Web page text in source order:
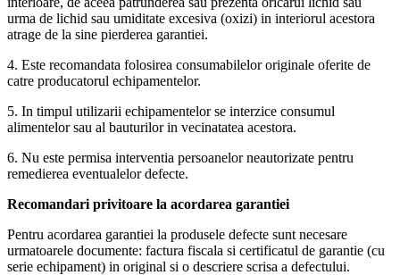
urma de lichid sau umiditate excesiva (oxizi) in interiorul acestora
atrage de la sine pierderea garantiei.
4. Este recomandata folosirea consumabilelor originale oferite de
catre producatorul echipamentelor.
5. In timpul utilizarii echipamentelor se interzice consumul
alimentelor sau al bauturilor in vecinatatea acestora.
6. Nu este permisa interventia persoanelor neautorizate pentru
remedierea eventualelor defecte.
Recomandari privitoare la acordarea garantiei
Pentru acordarea garantiei la produsele defecte sunt necesare
urmatoarele documente: factura fiscala si certificatul de garantie (cu
serie echipament) in original si o descriere scrisa a defectului.